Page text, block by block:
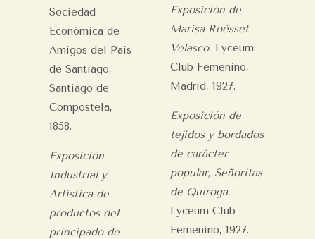
Sociedad
Económica de
Amigos del País
de Santiago,
Santiago de
Compostela,
1858.
Exposición
Industrial y
Artística de
productos del
principado de
Exposición de
Marisa Roësset
Velasco, Lyceum
Club Femenino,
Madrid, 1927.
Exposición de
tejidos y bordados
de carácter
popular, Señoritas
de Quiroga,
Lyceum Club
Femenino, 1927.